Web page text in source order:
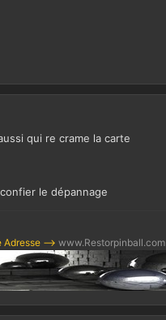
qui re crame la carte
le dépannage
Adresse --> www.Restorpinball.com